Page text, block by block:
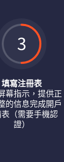
填寫注冊表
幕指示，提供正
的信息完成開戶
（需要手機認
證）